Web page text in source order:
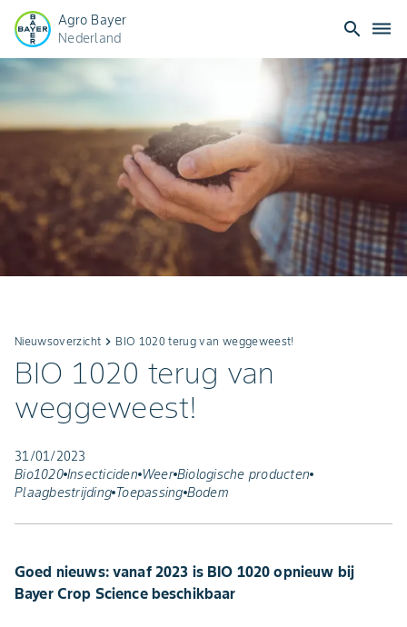
Agro Bayer
Nederland
search dehaze
Nieuwsoverzicht keyboard_arrow_right BIO 1020 terug van weggeweest!
BIO 1020 terug van
weggeweest!
31/01/2023
Bio1020 Insecticiden Weer Biologische producten
Plaagbestrijding Toepassing Bodem
Goed nieuws: vanaf 2023 is BIO 1020 opnieuw bij
Bayer Crop Science beschikbaar